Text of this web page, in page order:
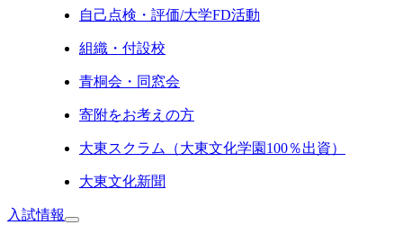
自己点検・評価/大学FD活動
組織・付設校
青桐会・同窓会
寄附をお考えの方
大東スクラム（大東文化学園100％出資）
大東文化新聞
入試情報